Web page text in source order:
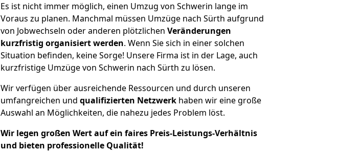
Es ist nicht immer möglich, einen Umzug von Schwerin lange im
Voraus zu planen. Manchmal müssen Umzüge nach Sürth aufgrund
von Jobwechseln oder anderen plötzlichen Veränderungen
kurzfristig organisiert werden. Wenn Sie sich in einer solchen
Situation befinden, keine Sorge! Unsere Firma ist in der Lage, auch
kurzfristige Umzüge von Schwerin nach Sürth zu lösen.
Wir verfügen über ausreichende Ressourcen und durch unseren
umfangreichen und qualifizierten Netzwerk haben wir eine große
Auswahl an Möglichkeiten, die nahezu jedes Problem löst.
Wir legen großen Wert auf ein faires Preis-Leistungs-Verhältnis
und bieten professionelle Qualität!